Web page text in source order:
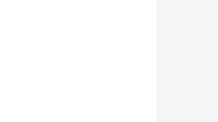
noch sehr attraktiv. Sie
einem Zig-Rig verwenden,